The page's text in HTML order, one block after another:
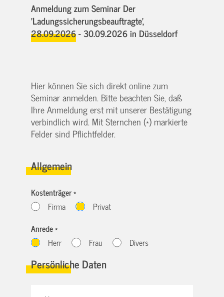
Anmeldung zum Seminar Der
'Ladungssicherungsbeauftragte',
28.09.2026 - 30.09.2026in Düsseldorf
Hier können Sie sich direkt online zum
Seminar anmelden. Bitte beachten Sie, daß
Ihre Anmeldung erst mit unserer Bestätigung
verbindlich wird. Mit Sternchen (*) markierte
Felder sind Pflichtfelder.
Allgemein
Kostenträger *
Firma
Privat
Anrede *
Herr
Frau Divers
Persönliche Daten